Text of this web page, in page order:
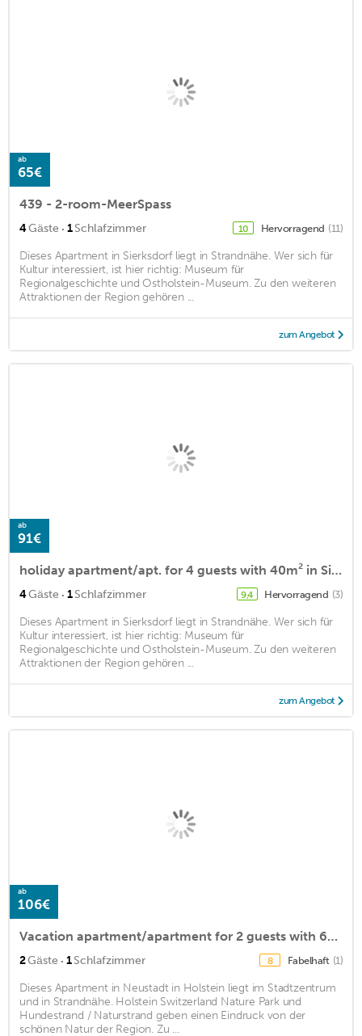
ab
65€
439 - 2-room-MeerSpass
4Gäste · 1Schlafzimmer 10 Hervorragend (11)
Dieses Apartment in Sierksdorf liegt in Strandnähe. Wer sich für
Kultur interessiert, ist hier richtig: Museum für
Regionalgeschichte und Ostholstein-Museum. Zu den weiteren
Attraktionen der Region gehören ...
zum Angebot
ab
91€
holiday apartment/apt. for 4 guests with 40m² in Sierksdorf (156148)
4Gäste · 1Schlafzimmer 9,4 Hervorragend (3)
Dieses Apartment in Sierksdorf liegt in Strandnähe. Wer sich für
Kultur interessiert, ist hier richtig: Museum für
Regionalgeschichte und Ostholstein-Museum. Zu den weiteren
Attraktionen der Region gehören ...
zum Angebot
ab
106€
Vacation apartment/apartment for 2 guests with 65m² in Neustadt in Holstein (124097)
2Gäste · 1Schlafzimmer 8 Fabelhaft (1)
Dieses Apartment in Neustadt in Holstein liegt im Stadtzentrum
und in Strandnähe. Holstein Switzerland Nature Park und
Hundestrand / Naturstrand geben einen Eindruck von der
schönen Natur der Region. Zu ...